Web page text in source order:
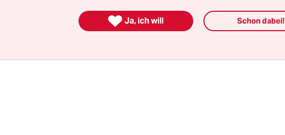
Erklärung der früheren Chefin des Landesamtes, Matilde
 Ja, ich will Schon dabei!